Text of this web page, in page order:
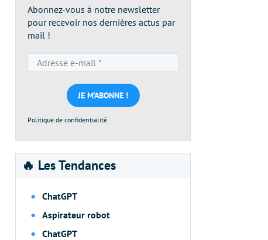
Abonnez-vous à notre newsletter
pour recevoir nos dernières actus par
mail !
e-
mail
*
Politique de confidentialité
🔥 Les Tendances
ChatGPT
Aspirateur robot
ChatGPT